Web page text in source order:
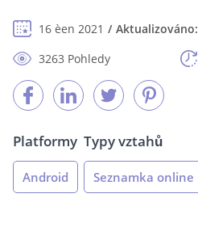
16 èen 2021 Aktualizováno:
3263 Pohledy
Platformy
Android
Typy vztahů
Seznamka online